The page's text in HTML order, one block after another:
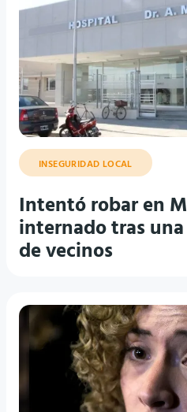
INSEGURIDAD LOCAL
Intentó robar en
internado tras una